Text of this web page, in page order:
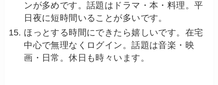
ンが多めです。話題はドラマ・本・料理。平
日夜に短時間いることが多いです。
ほっとする時間にできたら嬉しいです。在宅
中心で無理なくログイン。話題は音楽・映
画・日常。休日も時々います。